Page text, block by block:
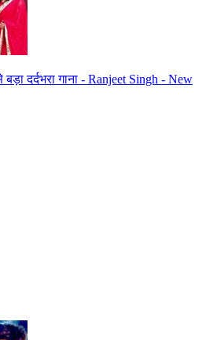
दर्दभरा गाना - Ranjeet Singh - New